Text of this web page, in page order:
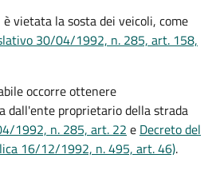
vietata la sosta dei veicoli, come
30/04/1992, n. 285, art. 158,
occorre ottenere
dall'ente proprietario della strada
1992, n. 285, art. 22 e Decreto del
16/12/1992, n. 495, art. 46).